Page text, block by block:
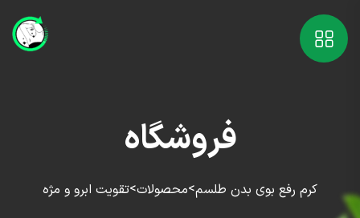
فروشگاه
کرم رفع بوی بدن طلسم>محصولات>تقویت ابرو و مژه